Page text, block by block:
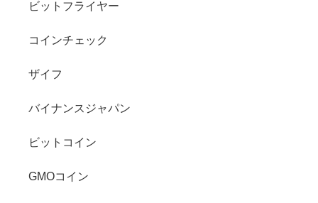
ビットフライヤー
コインチェック
ザイフ
バイナンスジャパン
ビットコイン
GMOコイン